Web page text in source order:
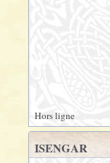
Hors ligne
ISENGAR